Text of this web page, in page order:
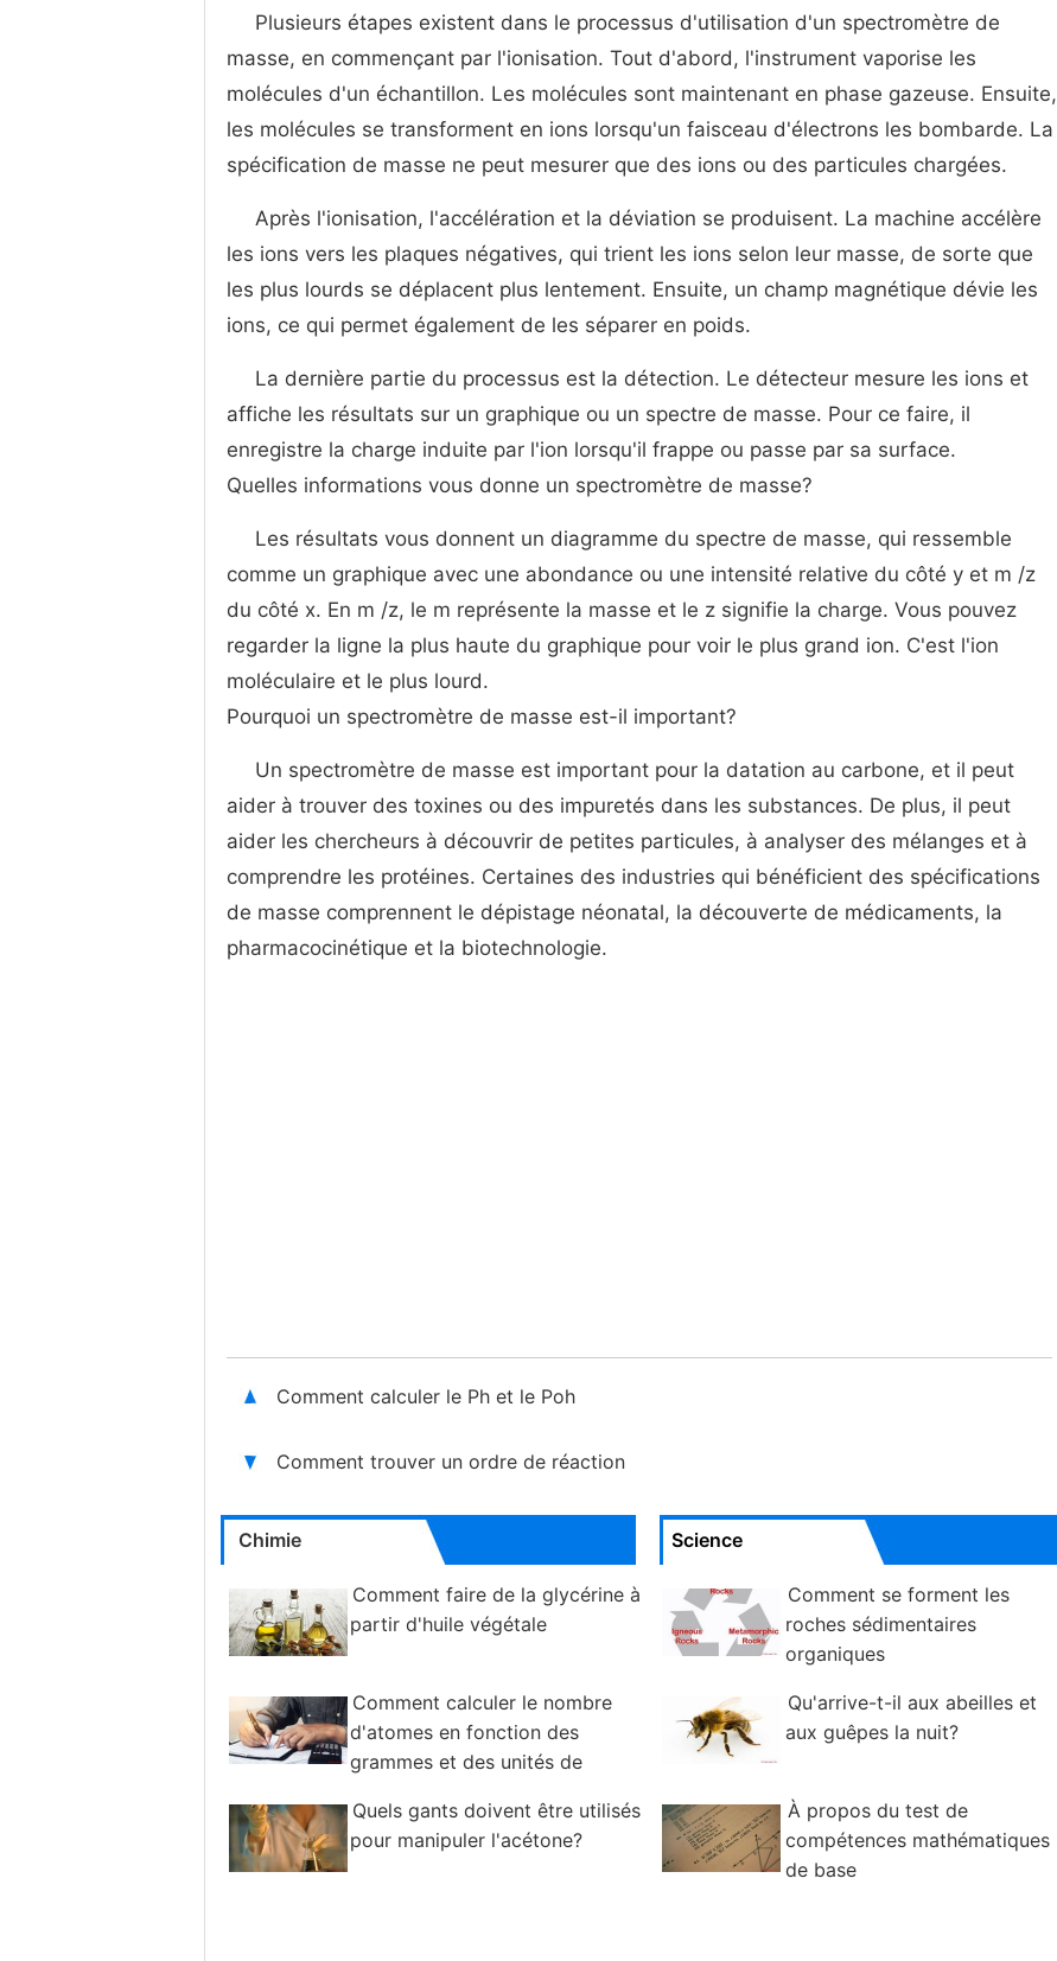
Plusieurs étapes existent dans le processus d'utilisation d'un spectromètre de
masse, en commençant par l'ionisation. Tout d'abord, l'instrument vaporise les
molécules d'un échantillon. Les molécules sont maintenant en phase gazeuse. Ensuite,
les molécules se transforment en ions lorsqu'un faisceau d'électrons les bombarde. La
spécification de masse ne peut mesurer que des ions ou des particules chargées.
Après l'ionisation, l'accélération et la déviation se produisent. La machine accélère
les ions vers les plaques négatives, qui trient les ions selon leur masse, de sorte que
les plus lourds se déplacent plus lentement. Ensuite, un champ magnétique dévie les
ions, ce qui permet également de les séparer en poids.
La dernière partie du processus est la détection. Le détecteur mesure les ions et
affiche les résultats sur un graphique ou un spectre de masse. Pour ce faire, il
enregistre la charge induite par l'ion lorsqu'il frappe ou passe par sa surface.
Quelles informations vous donne un spectromètre de masse?
Les résultats vous donnent un diagramme du spectre de masse, qui ressemble
comme un graphique avec une abondance ou une intensité relative du côté y et m /z
du côté x. En m /z, le m représente la masse et le z signifie la charge. Vous pouvez
regarder la ligne la plus haute du graphique pour voir le plus grand ion. C'est l'ion
moléculaire et le plus lourd.
Pourquoi un spectromètre de masse est-il important?
Un spectromètre de masse est important pour la datation au carbone, et il peut
aider à trouver des toxines ou des impuretés dans les substances. De plus, il peut
aider les chercheurs à découvrir de petites particules, à analyser des mélanges et à
comprendre les protéines. Certaines des industries qui bénéficient des spécifications
de masse comprennent le dépistage néonatal, la découverte de médicaments, la
pharmacocinétique et la biotechnologie.
Comment calculer le Ph et le Poh
Comment trouver un ordre de réaction
Chimie
Comment faire de la glycérine à
partir d'huile végétale
Comment calculer le nombre
d'atomes en fonction des
grammes et des unités de
Quels gants doivent être utilisés
pour manipuler l'acétone?
Science
Comment se forment les
roches sédimentaires
organiques
Qu'arrive-t-il aux abeilles et
aux guêpes la nuit?
À propos du test de
compétences mathématiques
de base